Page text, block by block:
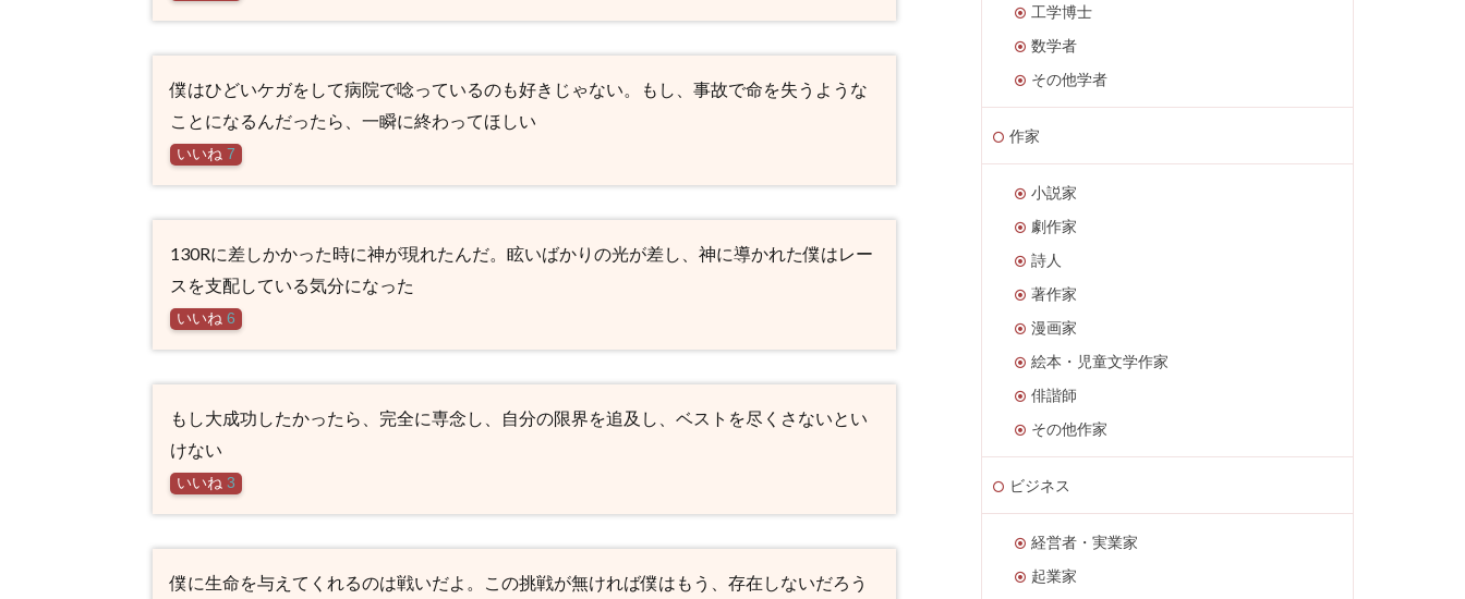
僕はひどいケガをして病院で唸っているのも好きじゃない。もし、事故で命を失うような
ことになるんだったら、一瞬に終わってほしい
いいね 7
130Rに差しかかった時に神が現れたんだ。眩いばかりの光が差し、神に導かれた僕はレー
スを支配している気分になった
いいね 6
もし大成功したかったら、完全に専念し、自分の限界を追及し、ベストを尽くさないとい
けない
いいね 3
僕に生命を与えてくれるのは戦いだよ。この挑戦が無ければ僕はもう、存在しないだろう
工学博士
数学者
その他学者
作家
小説家
劇作家
詩人
著作家
漫画家
絵本・児童文学作家
俳諧師
その他作家
ビジネス
経営者・実業家
起業家